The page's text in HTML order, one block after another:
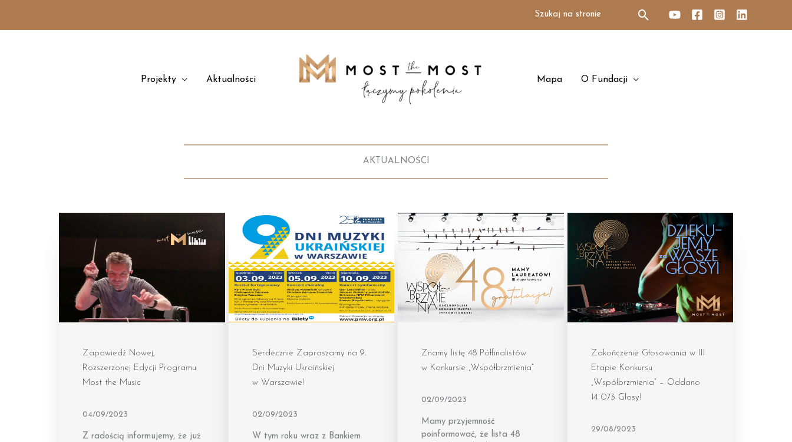
treści
for:
Projekty Aktualności Mapa O Fundacji
AKTUALNOŚCI
Zapowiedź Nowej,
Rozszerzonej Edycji Programu
Most the Music
04/09/2023
Z radością informujemy, że już
Serdecznie Zapraszamy na 9.
Dni Muzyki Ukraińskiej
w Warszawie!
02/09/2023
W tym roku wraz z Bankiem
Znamy listę 48 Półfinalistów
w Konkursie „Współbrzmienia”
02/09/2023
Mamy przyjemność
poinformować, że lista 48
Zakończenie Głosowania w III
Etapie Konkursu
„Współbrzmienia” – Oddano
14 073 Głosy!
29/08/2023